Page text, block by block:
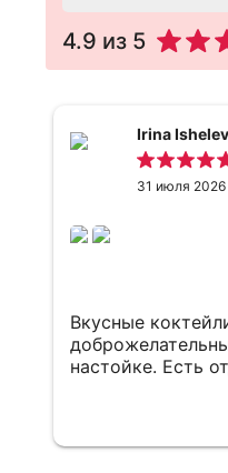
4.9 из 5
Irina
31 июля 2026
Вкусные
настойке. Есть